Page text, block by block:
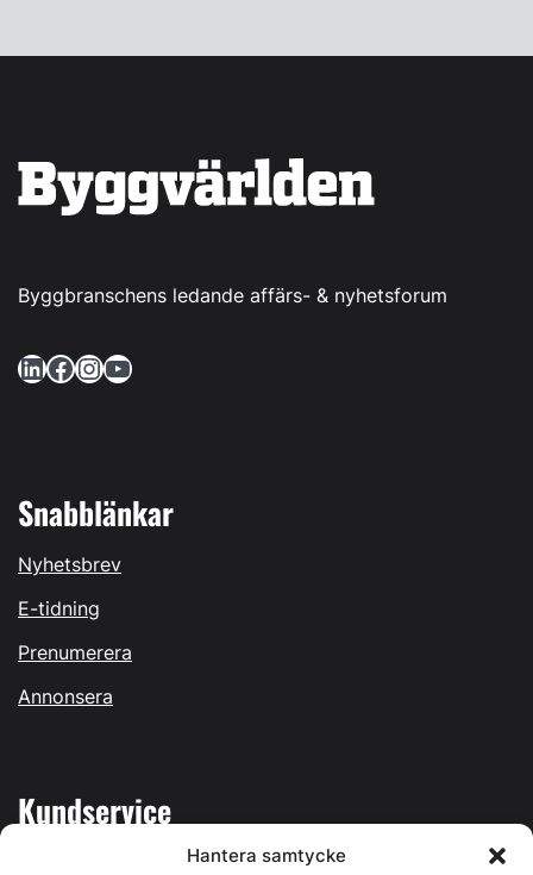
Hantera samtycke
Byggbranschens ledande affärs- & nyhetsforum
LinkedIn Facebook InstagramYouTube
Snabblänkar
Nyhetsbrev
E-tidning
Prenumerera
Annonsera
Kundservice